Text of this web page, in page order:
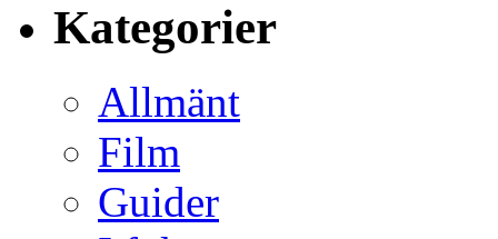
Kategorier
Allmänt
Film
Guider